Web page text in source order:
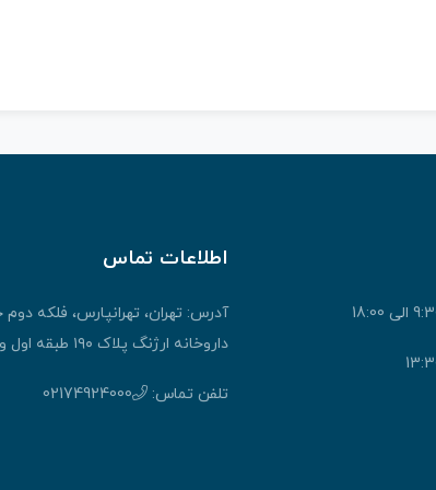
اطلاعات تماس
آدرس: تهران، تهرانپارس، فلکه
داروخانه ارژنگ پلاک ۱۹۰ طبقه اول واحد ۱
تلفن تماس: 02174924000